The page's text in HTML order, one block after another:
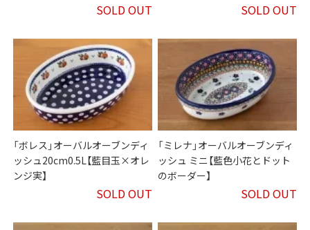
SOLD OUT SOLD OUT
「ボレス」オーバルオーブンディ
ッシュ20cm0.5L【藍目玉×オレ
ンジ実】
SOLD OUT
「ミレナ」オーバルオーブンディ
ッシュ ミニ【藍色小花とドット
のボーダー】
SOLD OUT